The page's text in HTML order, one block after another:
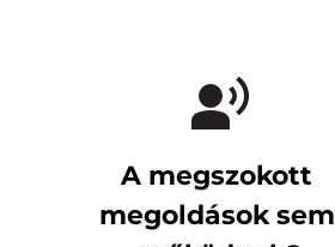
A megszokott
megoldások sem